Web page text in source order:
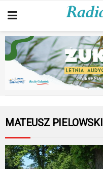
MATEUSZ PIELOWSKI